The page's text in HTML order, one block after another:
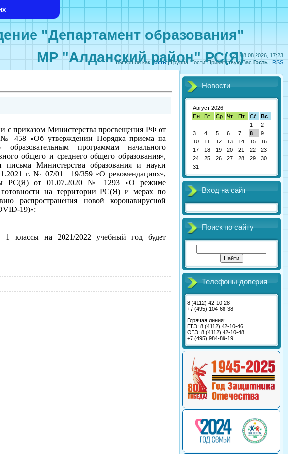
Сб, 08.08.2026, 17:23
Вы вошли как Гость|Группа "Гости"Приветствую Вас Гость | RSS
"Департамент образования"
МР "Алданский район" РС(Я)
с приказом Министерства просвещения РФ от
№ 458 «Об утверждении Порядка приема на
образовательным программам начального
общего и среднего общего образования»,
письма Министерства образования и науки
г. № 07/01—19/359 «О рекомендациях»,
РС(Я) от 01.07.2020 № 1293 «О режиме
на территории РС(Я) и мерах по
распространения новой коронавирусной
19)»:
классы на 2021/2022 учебный год будет
Новости
Август 2026
Пн
Вт Ср Чт Пт Сб
Вс
1
2
3
4 5 6 7 8
9
10
11 12 13 14 15
16
17
18 19 20 21 22
23
24
25 26 27 28 29
30
31
Вход на сайт
Поиск по сайту
Телефоны доверия
8 (4112) 42-10-28
+7 (495) 104-68-38
Горячая линия:
ЕГЭ: 8 (4112) 42-10-46
ОГЭ: 8 (4112) 42-10-48
+7 (495) 984-89-19